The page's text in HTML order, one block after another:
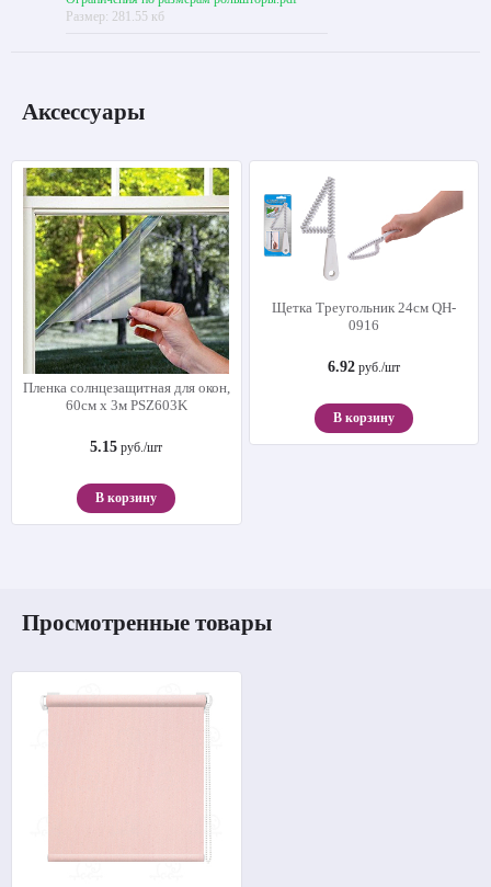
Размер: 281.55 кб
Аксессуары
Пленка солнцезащитная для окон,
60см х 3м PSZ603K
5.15 руб./шт
В корзину
Щетка Треугольник 24см QH-
0916
6.92руб./шт
В корзину
Просмотренные товары